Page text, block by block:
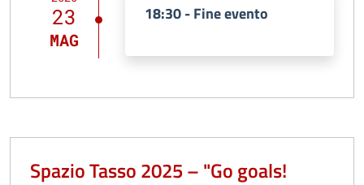
23
MAG
18:30 - Fine evento
Spazio Tasso 2025 – "Go goals!